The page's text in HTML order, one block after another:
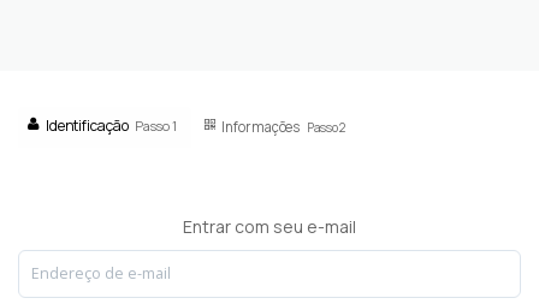
Identificação Passo 1 Informações Passo 2
Entrar com seu e-mail